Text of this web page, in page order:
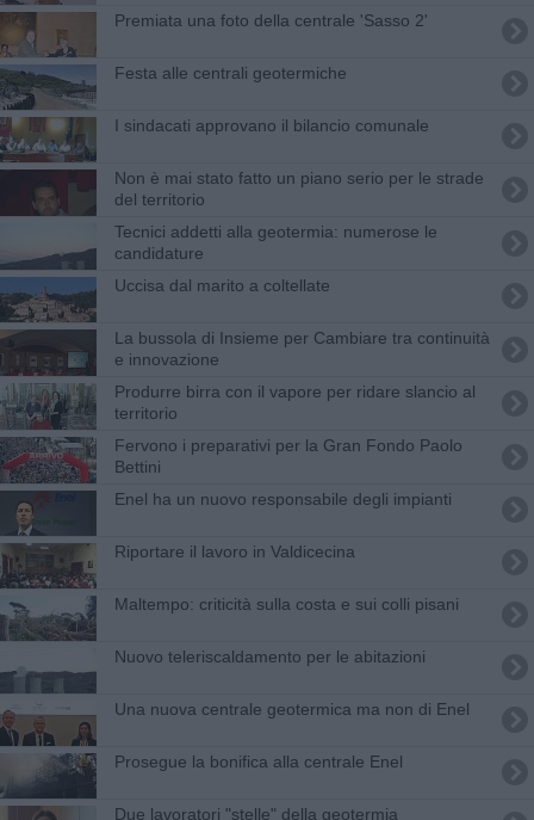
Premiata una foto della centrale 'Sasso 2'
Festa alle centrali geotermiche
I sindacati approvano il bilancio comunale
Non è mai stato fatto un piano serio per le strade
del territorio
Tecnici addetti alla geotermia: numerose le
candidature
Uccisa dal marito a coltellate
La bussola di Insieme per Cambiare tra continuità
e innovazione
Produrre birra con il vapore per ridare slancio al
territorio
Fervono i preparativi per la Gran Fondo Paolo
Bettini
Enel ha un nuovo responsabile degli impianti
Riportare il lavoro in Valdicecina
Maltempo: criticità sulla costa e sui colli pisani
Nuovo teleriscaldamento per le abitazioni
Una nuova centrale geotermica ma non di Enel
Prosegue la bonifica alla centrale Enel
Due lavoratori "stelle" della geotermia